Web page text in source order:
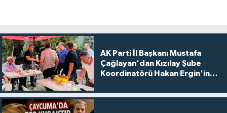
AK Parti İl Başkanı Mustafa
Çağlayan'dan Kızılay Şube
Koordinatörü Hakan Ergin'in